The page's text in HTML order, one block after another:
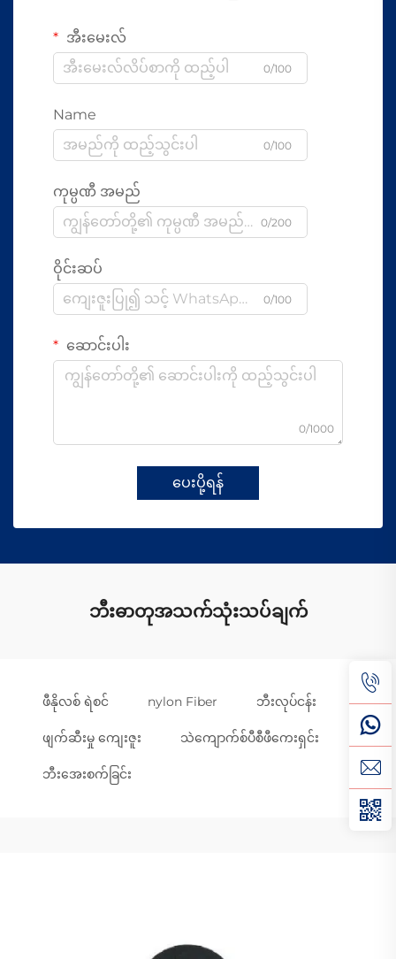
အီးမေးလ်
0/100
Name
0/100
ကုမ္ပဏီ အမည်
0/200
ဝိုင်းဆပ်
0/100
ဆောင်းပါး
0/1000
ပေးပို့ရန်
ဘီးဓာတုအသက်သုံးသပ်ချက်
ဖီနိုလစ် ရဲစင် nylon Fiber ဘီးလုပ်ငန်း
ဖျက်ဆီးမှု ကျေးဇူး သဲကျောက်စ်ပီစီဖီကေးရှင်း
ဘီးအေးစက်ခြင်း